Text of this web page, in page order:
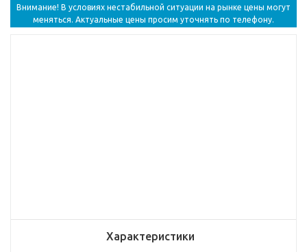
Внимание! В условиях нестабильной ситуации на рынке цены могут
меняться. Актуальные цены просим уточнять по телефону.
Характеристики